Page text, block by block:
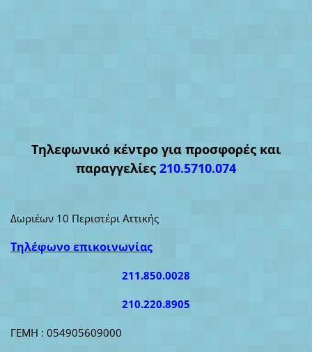
Τηλεφωνικό κέντρο για προσφορές και
παραγγελίες 210.5710.074
Δωριέων 10 Περιστέρι Αττικής
Τηλέφωνο επικοινωνίας
211.850.0028
210.220.8905
ΓΕΜΗ : 054905609000